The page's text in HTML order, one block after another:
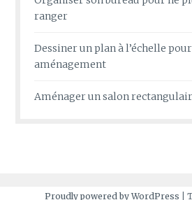
ranger
Dessiner un plan à l’échelle
aménagement
Aménager un salon
Proudly powered by WordPress